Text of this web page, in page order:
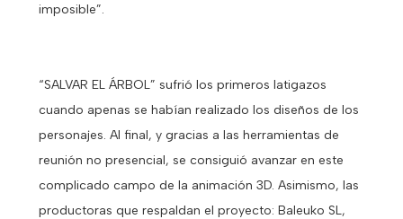
imposible”.
“SALVAR EL ÁRBOL” sufrió los primeros latigazos
cuando apenas se habían realizado los diseños de los
personajes. Al final, y gracias a las herramientas de
reunión no presencial, se consiguió avanzar en este
complicado campo de la animación 3D. Asimismo, las
productoras que respaldan el proyecto: Baleuko SL,